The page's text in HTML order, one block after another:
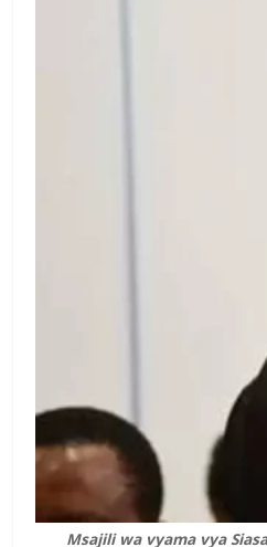
Msajili wa vyama vya